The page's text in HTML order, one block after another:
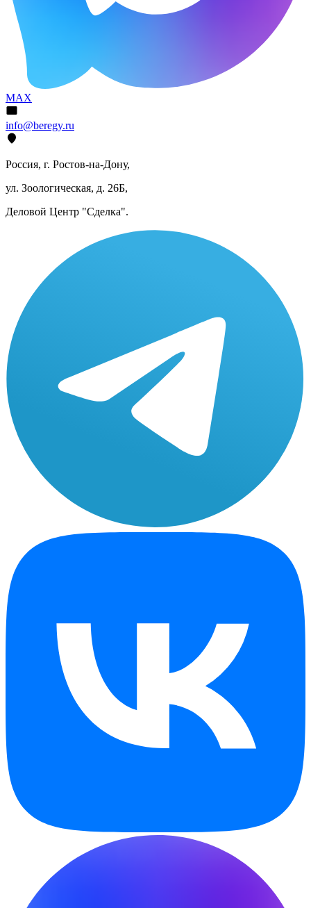
MAX
info@beregy.ru
Россия, г. Ростов-на-Дону,
ул. Зоологическая, д. 26Б,
Деловой Центр "Сделка".